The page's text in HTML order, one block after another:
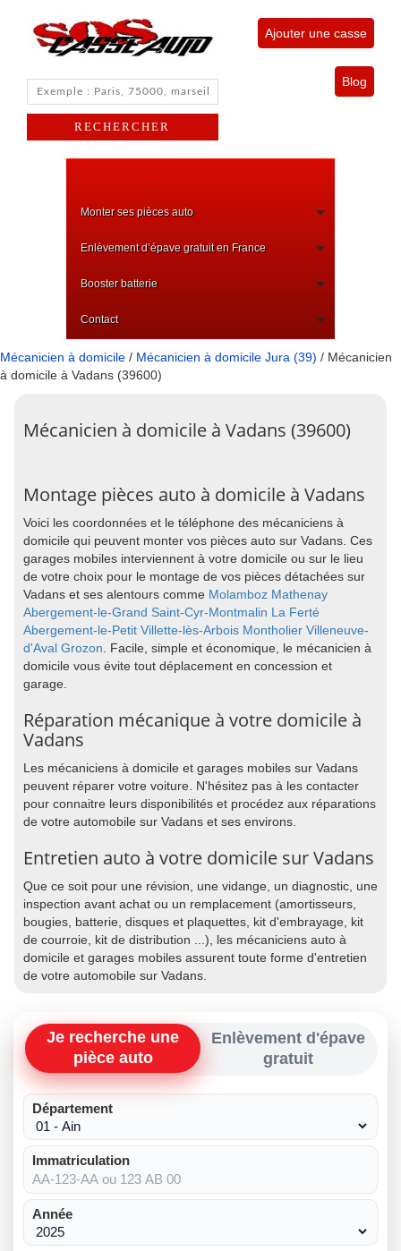
Ajouter une casse
Blog
Monter ses pièces auto
Enlèvement d’épave gratuit en France
Booster batterie
Contact
Mécanicien à domicile / Mécanicien à domicile Jura (39) / Mécanicien
à domicile à Vadans (39600)
Mécanicien à domicile à Vadans (39600)
Montage pièces auto à domicile à Vadans
Voici les coordonnées et le téléphone des mécaniciens à
domicile qui peuvent monter vos pièces auto sur Vadans. Ces
garages mobiles interviennent à votre domicile ou sur le lieu
de votre choix pour le montage de vos pièces détachées sur
Vadans et ses alentours comme Molamboz Mathenay
Abergement-le-Grand Saint-Cyr-Montmalin La Ferté
Abergement-le-Petit Villette-lès-Arbois Montholier Villeneuve-
d'Aval Grozon. Facile, simple et économique, le mécanicien à
domicile vous évite tout déplacement en concession et
garage.
Réparation mécanique à votre domicile à
Vadans
Les mécaniciens à domicile et garages mobiles sur Vadans
peuvent réparer votre voiture. N'hésitez pas à les contacter
pour connaitre leurs disponibilités et procédez aux réparations
de votre automobile sur Vadans et ses environs.
Entretien auto à votre domicile sur Vadans
Que ce soit pour une révision, une vidange, un diagnostic, une
inspection avant achat ou un remplacement (amortisseurs,
bougies, batterie, disques et plaquettes, kit d'embrayage, kit
de courroie, kit de distribution ...), les mécaniciens auto à
domicile et garages mobiles assurent toute forme d'entretien
de votre automobile sur Vadans.
Je recherche une
pièce auto
Enlèvement d'épave
gratuit
Département
Immatriculation
Année